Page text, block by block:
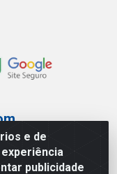
e de
publicidade
Paulo/SP